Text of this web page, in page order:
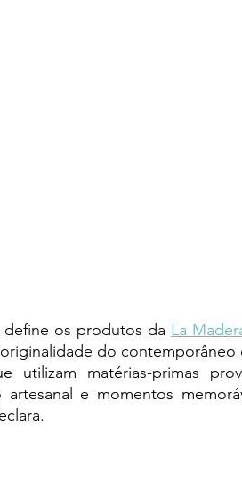
define os produtos da La
do contemporâneo
utilizam matérias-primas
artesanal e momentos